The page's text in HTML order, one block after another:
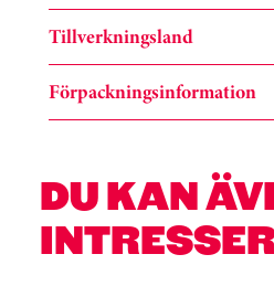
Tillverkningsland
Förpackningsinformation
DU KAN